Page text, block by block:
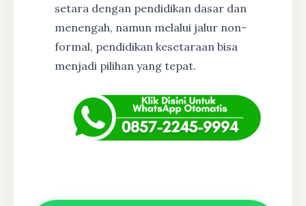
setara dengan pendidikan dasar dan
menengah, namun melalui jalur non-
formal, pendidikan kesetaraan bisa
menjadi pilihan yang tepat.